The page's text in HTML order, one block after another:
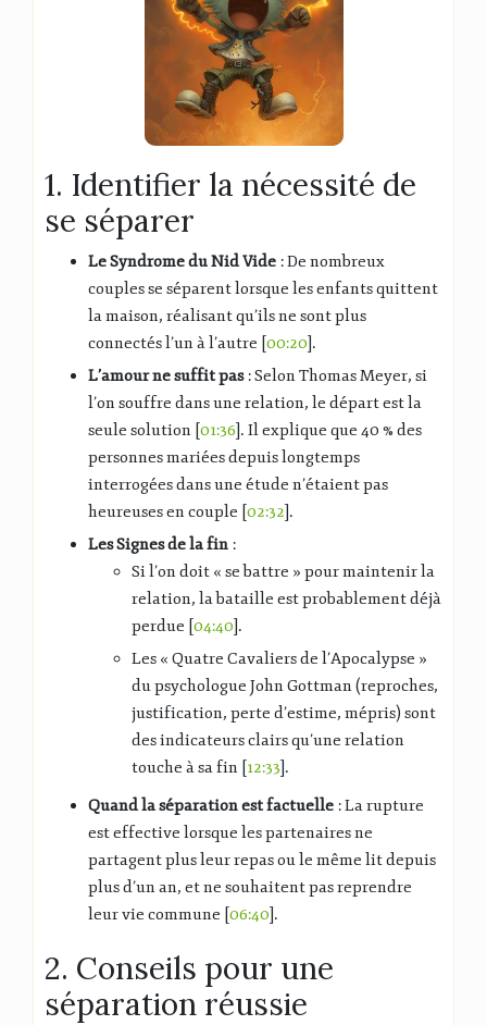
1. Identifier la nécessité de
se séparer
Le Syndrome du Nid Vide : De nombreux
couples se séparent lorsque les enfants quittent
la maison, réalisant qu’ils ne sont plus
connectés l’un à l’autre [00:20].
L’amour ne suffit pas: Selon Thomas Meyer, si
l’on souffre dans une relation, le départ est la
seule solution [01:36]. Il explique que 40 % des
personnes mariées depuis longtemps
interrogées dans une étude n’étaient pas
heureuses en couple [02:32].
Les Signes de la fin :
Si l’on doit « se battre » pour maintenir la
relation, la bataille est probablement déjà
perdue [04:40].
Les « Quatre Cavaliers de l’Apocalypse »
du psychologue John Gottman (reproches,
justification, perte d’estime, mépris) sont
des indicateurs clairs qu’une relation
touche à sa fin [12:33].
Quand la séparation est factuelle : La rupture
est effective lorsque les partenaires ne
partagent plus leur repas ou le même lit depuis
plus d’un an, et ne souhaitent pas reprendre
leur vie commune [06:40].
2. Conseils pour une
séparation réussie